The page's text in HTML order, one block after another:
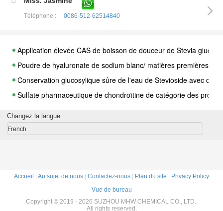
Téléphone : 0086-512-62514840
Application élevée CAS de boisson de douceur de Stevia
Poudre de hyaluronate de sodium blanc/ matières premières
Conservation glucosylique sûre de l'eau de Stevioside avec des
Sulfate pharmaceutique de chondroïtine de catégorie des
Certificat naturel de VIANDE HALAL de Hyaluronate de sodium
La catégorie comestible d'acide hyaluronique oral, poudre de
95-105% préparations ophtalmiques d'acide hyaluronique
Changez la langue
French
Accueil | Au sujet de nous | Contactez-nous | Plan du site | Privacy Policy
Vue de bureau
Copyright © 2019 - 2026 SUZHOU MHW CHEMICAL CO., LTD..
All rights reserved.